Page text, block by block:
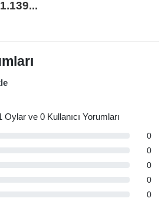
ve 0 Kullanıcı Yorumları
0
0
0
0
0